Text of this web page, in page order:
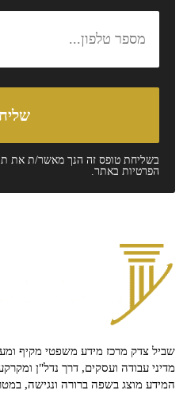
בשליחת טופס זה הנך מאשר/ת את
הפרטיות באתר.
שביל צדק מרכז מידע משפטי מקיף
מדיני עבודה ועסקים, דרך נדל"ן
המידע מוצג בשפה ברורה ונגישה,